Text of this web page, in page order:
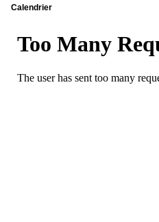
Calendrier